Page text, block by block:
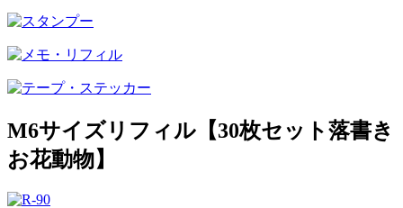
M6サイズリフィル【30枚セット落書き
お花動物】